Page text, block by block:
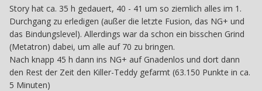
Story hat ca. 35 h gedauert, 40 - 41 um so ziemlich alles im 1.
Durchgang zu erledigen (außer die letzte Fusion, das NG+ und
das Bindungslevel). Allerdings war da schon ein bisschen Grind
(Metatron) dabei, um alle auf 70 zu bringen.
Nach knapp 45 h dann ins NG+ auf Gnadenlos und dort dann
den Rest der Zeit den Killer-Teddy gefarmt (63.150 Punkte in ca.
5 Minuten)